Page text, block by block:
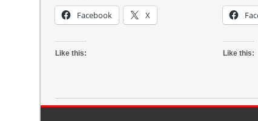
Facebook X
Like this: Like this: